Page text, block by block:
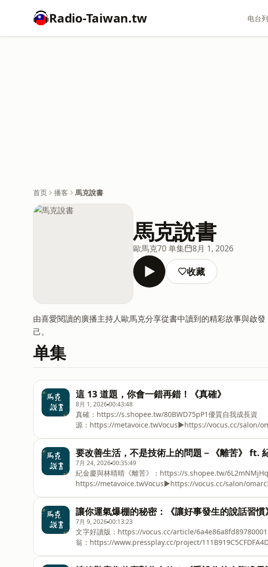
Radio-Taiwan.tw 电台
首页 播客 馬克說書
馬克說書
歐馬克70 单集 8月 1, 2026
收藏
由喜愛閱讀的廣播主持人歐馬克分享從書中讀到的精彩故事與啟
己。
单集
這 13 道題，你會一錯再錯！《真確》
8月 1, 202600:43:48
真確：https://s.shopee.tw/80BWD75pP1優質自我成長資
源：⁠https://metavoice.tw⁠Vocus▶⁠https://vocus.cc/salon/
要改善生活，不是技術上的問題－《離苦》 ft.
7月 24, 202600:35:49
紀金慶與林晴晴《離苦》：https://s.shopee.tw/
https://metavoice.twVocus▶https://vocus.cc/salon/
讓你運氣爆棚的秘密：《讓好事發生的說話習慣
7月 9, 202600:13:23
文字好讀版：⁠https://vocus.cc/article/
翁：⁠https://www.pressplay.cc/project/
habitsInstagram▶⁠⁠⁠⁠⁠⁠⁠⁠⁠⁠⁠⁠⁠⁠⁠⁠⁠⁠⁠⁠https://www.instagram.com/